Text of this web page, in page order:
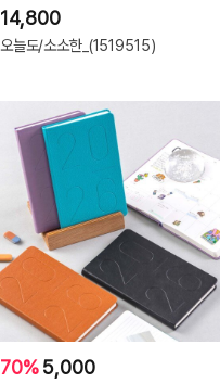
14,800
오늘도/소소한_(1519515)
70%5,000